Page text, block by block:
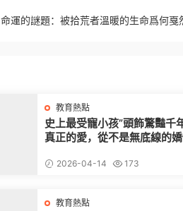
命運的謎題：被拾荒者溫暖的生命爲何戛
教育熱點
史上最受寵小孩”頭飾驚豔千
真正的愛，從不是無底線的
2026-04-14 173
教育熱點